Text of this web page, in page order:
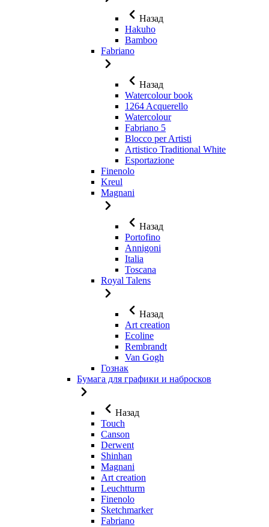
Назад
Hakuho
Bamboo
Fabriano
Назад
Watercolour book
1264 Acquerello
Watercolour
Fabriano 5
Blocco per Artisti
Artistico Traditional White
Esportazione
Finenolo
Kreul
Magnani
Назад
Portofino
Annigoni
Italia
Toscana
Royal Talens
Назад
Art creation
Ecoline
Rembrandt
Van Gogh
Гознак
Бумага для графики и набросков
Назад
Touch
Canson
Derwent
Shinhan
Magnani
Art creation
Leuchtturm
Finenolo
Sketchmarker
Fabriano